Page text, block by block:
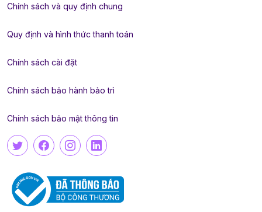
Chính sách và quy định chung
Quy định và hình thức thanh toán
Chính sách cài đặt
Chính sách bảo hành bảo trì
Chính sách bảo mật thông tin